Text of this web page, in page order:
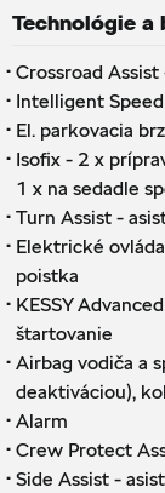
Technológie a
· Crossroad
· Intelligent
· El. parkovacia
· Isofix - 2 x
1 x na sedadle
· Turn Assist -
· Elektrické
poistka
· KESSY
štartovanie
· Airbag vodiča a
deaktiváciou),
· Alarm
· Crew Protect
· Side Assist -